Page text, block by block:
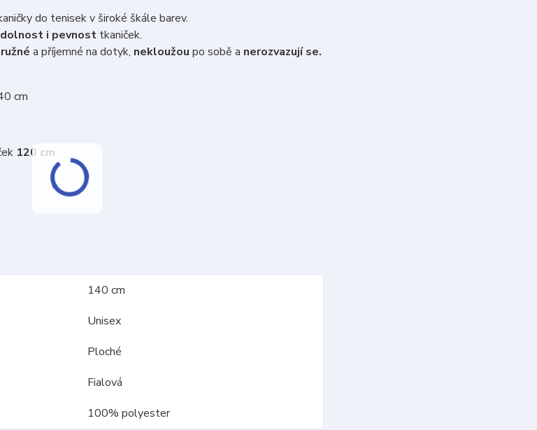
do tenisek v široké škále barev.
i pevnosttkaniček.
a příjemné na dotyk, nekloužou po sobě a nerozvazují se.
cm
120 cm
140 cm
Unisex
Ploché
Fialová
100% polyester